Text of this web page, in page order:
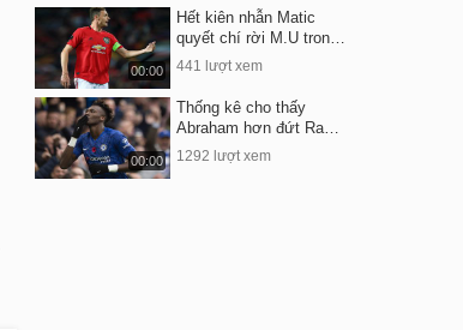
00:00
Hết kiên nhẫn Matic
quyết chí rời M.U tron…
441 lượt xem
00:00
Thống kê cho thấy
Abraham hơn đứt Ra…
1292 lượt xem